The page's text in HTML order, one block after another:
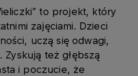
to projekt, który
zajęciami. Dzieci
uczą się odwagi,
Zyskują też głębszą
i poczucie, że